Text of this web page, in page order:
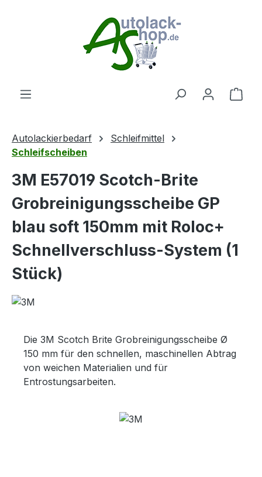
Autolackierbedarf
Schleifmittel
Schleifscheiben
3M E57019 Scotch-Brite
Grobreinigungsscheibe GP
blau soft 150mm mit Roloc+
Schnellverschluss-System (1
Stück)
Die 3M Scotch Brite Grobreinigungsscheibe Ø
150 mm für den schnellen, maschinellen Abtrag
von weichen Materialien und für
Entrostungsarbeiten.
Bildergalerie überspringen